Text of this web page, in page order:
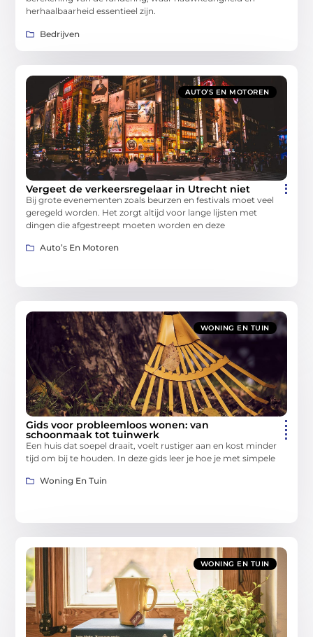
herhaalbaarheid essentieel zijn.
Bedrijven
AUTO’S EN MOTOREN
Vergeet de verkeersregelaar in Utrecht niet
Bij grote evenementen zoals beurzen en festivals moet veel
geregeld worden. Het zorgt altijd voor lange lijsten met
dingen die afgestreept moeten worden en deze
Auto’s En Motoren
WONING EN TUIN
Gids voor probleemloos wonen: van
schoonmaak tot tuinwerk
Een huis dat soepel draait, voelt rustiger aan en kost minder
tijd om bij te houden. In deze gids leer je hoe je met simpele
Woning En Tuin
WONING EN TUIN